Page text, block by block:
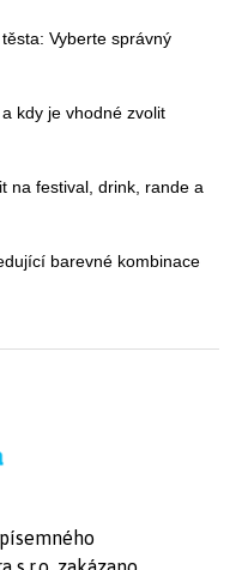
Vyberte správný
kdy je vhodné zvolit
na festival, drink, rande a
barevné kombinace